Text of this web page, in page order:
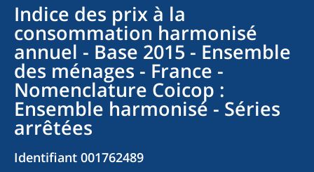
Indice des prix à la
consommation harmonisé
annuel - Base 2015 - Ensemble
des ménages - France -
Nomenclature Coicop :
Ensemble harmonisé - Séries
arrêtées
Identifiant 001762489